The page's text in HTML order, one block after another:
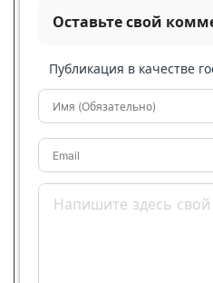
Оставьте свой
Публикация в качестве
Имя (Обязательно)
Email